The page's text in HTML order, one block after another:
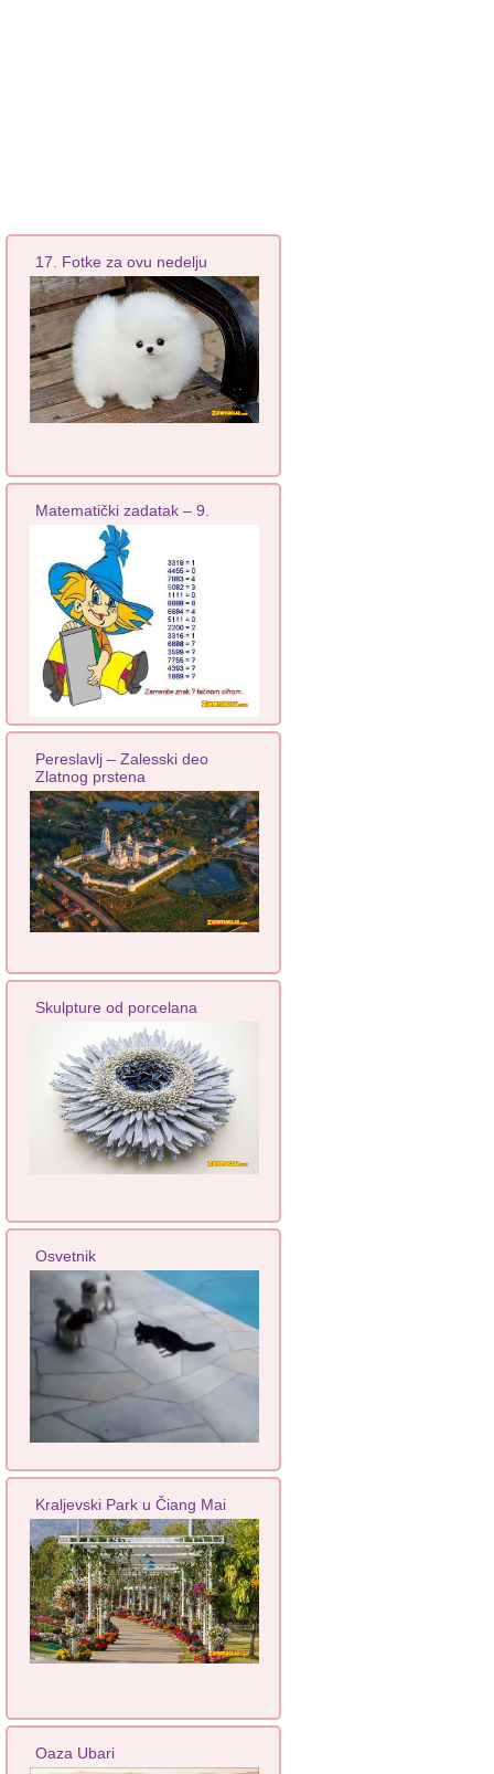
17. Fotke za ovu nedelju
Matematički zadatak – 9.
Pereslavlj – Zalesski deo
Zlatnog prstena
Skulpture od porcelana
Osvetnik
Kraljevski Park u Čiang Mai
Oaza Ubari